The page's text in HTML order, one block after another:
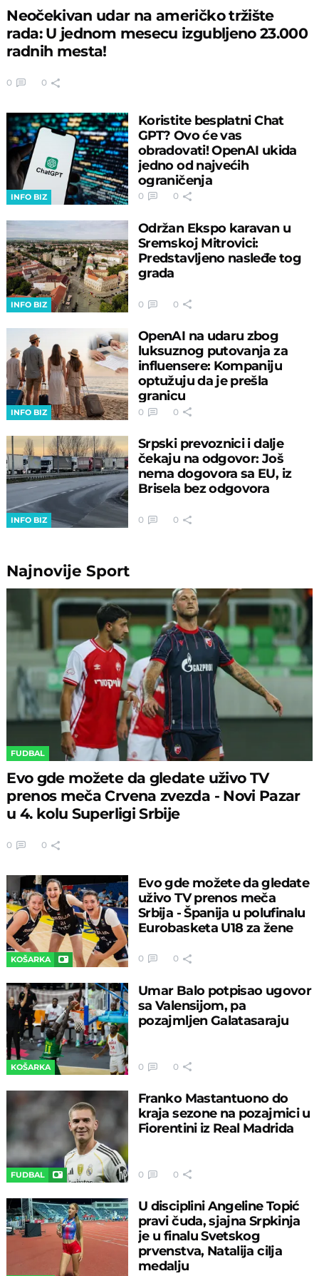
Neočekivan udar na američko tržište
rada: U jednom mesecu izgubljeno 23.000
radnih mesta!
0 0
INFO BIZ
Koristite besplatni Chat
GPT? Ovo će vas
obradovati! OpenAI ukida
jedno od najvećih
ograničenja
0 0
INFO BIZ
Održan Ekspo karavan u
Sremskoj Mitrovici:
Predstavljeno nasleđe tog
grada
0 0
INFO BIZ
OpenAI na udaru zbog
luksuznog putovanja za
influensere: Kompaniju
optužuju da je prešla
granicu
0 0
INFO BIZ
Srpski prevoznici i dalje
čekaju na odgovor: Još
nema dogovora sa EU, iz
Brisela bez odgovora
0 0
NajnovijeSport
FUDBAL
Evo gde možete da gledate uživo TV
prenos meča Crvena zvezda - Novi Pazar
u 4. kolu Superligi Srbije
0 0
KOŠARKA
Evo gde možete da gledate
uživo TV prenos meča
Srbija - Španija u polufinalu
Eurobasketa U18 za žene
0 0
KOŠARKA
Umar Balo potpisao ugovor
sa Valensijom, pa
pozajmljen Galatasaraju
0 0
FUDBAL
Franko Mastantuono do
kraja sezone na pozajmici u
Fiorentini iz Real Madrida
0 0
U disciplini Angeline Topić
pravi čuda, sjajna Srpkinja
je u finalu Svetskog
prvenstva, Natalija cilja
medalju